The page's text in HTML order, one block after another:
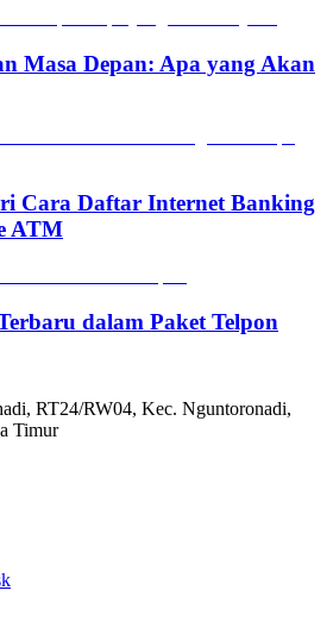
Masa Depan: Apa yang Akan
Cara Daftar Internet Banking
ATM
dalam Paket Telpon
RT24/RW04, Kec. Nguntoronadi,
Timur